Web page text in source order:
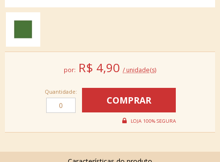
por: R$ 4,90 / unidade(s)
Quantidade: